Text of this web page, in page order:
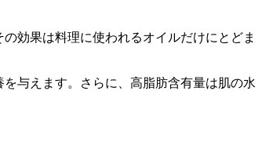
効果は料理に使われるオイルだけにとどま
与えます。さらに、高脂肪含有量は肌の水